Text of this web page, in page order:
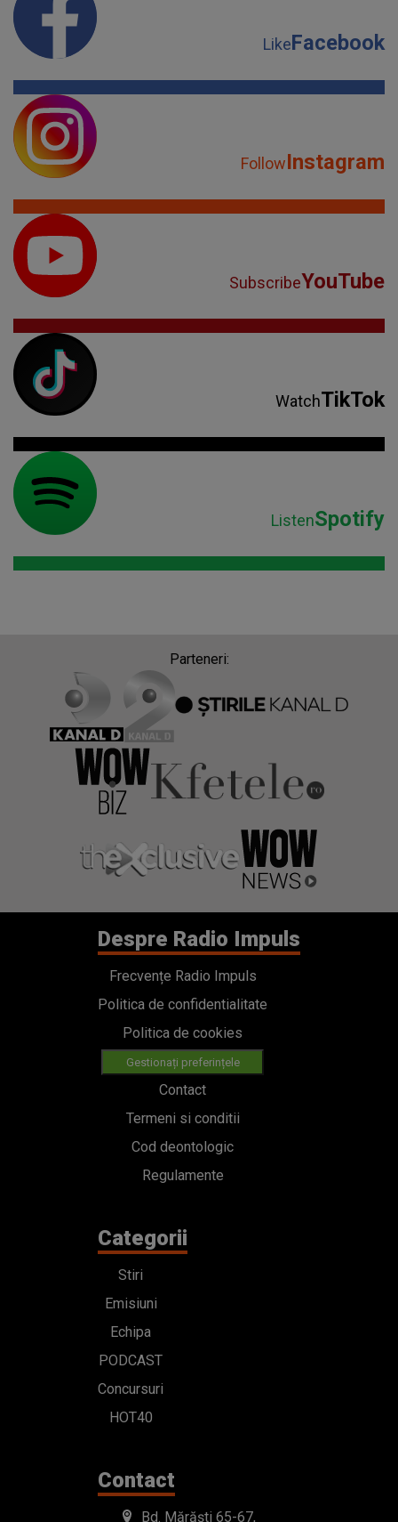
LikeFacebook
FollowInstagram
SubscribeYouTube
WatchTikTok
ListenSpotify
Parteneri:
Despre Radio Impuls
Frecvențe Radio Impuls
Politica de confidentialitate
Politica de cookies
Gestionați preferințele
Contact
Termeni si conditii
Cod deontologic
Regulamente
Categorii
Stiri
Emisiuni
Echipa
PODCAST
Concursuri
HOT40
Contact
Bd. Mărăști 65-67,